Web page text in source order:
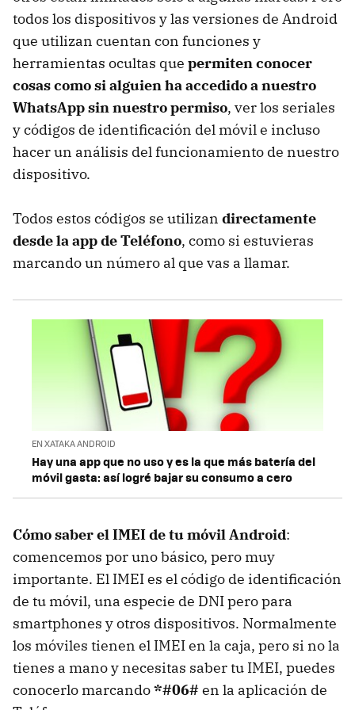
todos los dispositivos y las versiones de Android
que utilizan cuentan con funciones y
herramientas ocultas que permiten conocer
cosas como si alguien ha accedido a nuestro
WhatsApp sin nuestro permiso, ver los seriales
y códigos de identificación del móvil e incluso
hacer un análisis del funcionamiento de nuestro
dispositivo.
Todos estos códigos se utilizan directamente
desde la app de Teléfono, como si estuvieras
marcando un número al que vas a llamar.
EN XATAKA ANDROID
Hay una app que no uso y es la que más batería del
móvil gasta: así logré bajar su consumo a cero
Cómo saber el IMEI de tu móvil Android:
comencemos por uno básico, pero muy
importante. El IMEI es el código de identificación
de tu móvil, una especie de DNI pero para
smartphones y otros dispositivos. Normalmente
los móviles tienen el IMEI en la caja, pero si no la
tienes a mano y necesitas saber tu IMEI, puedes
conocerlo marcando*#06#en la aplicación de